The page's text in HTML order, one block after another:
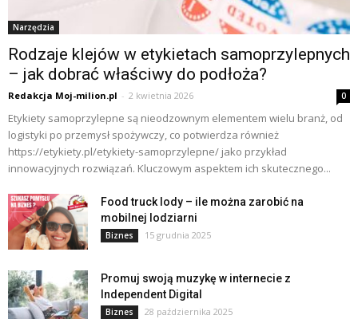
Narzędzia
Rodzaje klejów w etykietach samoprzylepnych
– jak dobrać właściwy do podłoża?
Redakcja Moj-milion.pl - 2 kwietnia 2026 0
Etykiety samoprzylepne są nieodzownym elementem wielu branż, od
logistyki po przemysł spożywczy, co potwierdza również
https://etykiety.pl/etykiety-samoprzylepne/ jako przykład
innowacyjnych rozwiązań. Kluczowym aspektem ich skutecznego...
Food truck lody – ile można zarobić na
mobilnej lodziarni
Biznes 15 grudnia 2025
Promuj swoją muzykę w internecie z
Independent Digital
Biznes 28 października 2025